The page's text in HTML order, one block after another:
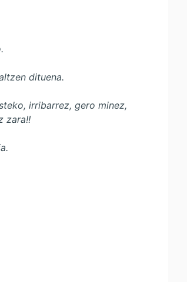
dituena.
irribarrez, gero minez,
zara!!